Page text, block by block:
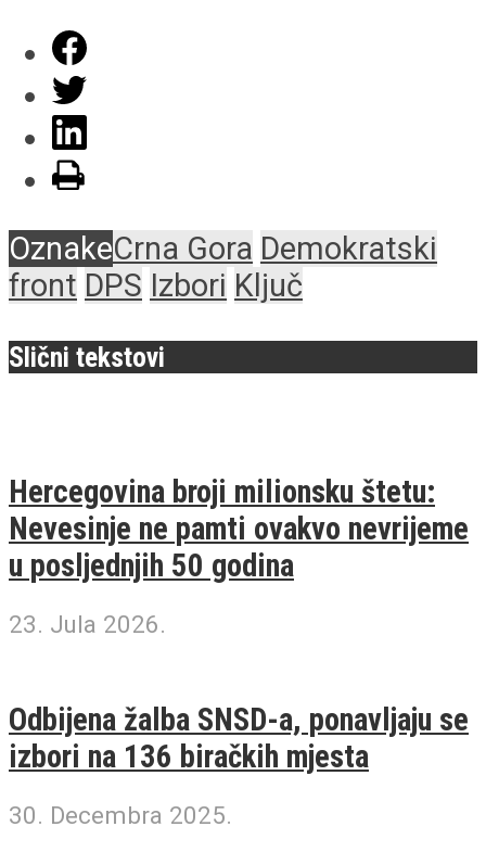
OznakeCrna Gora Demokratski
front DPS Izbori Ključ
Slični tekstovi
Hercegovina broji milionsku štetu:
Nevesinje ne pamti ovakvo nevrijeme
u posljednjih 50 godina
23. Jula 2026.
Odbijena žalba SNSD-a, ponavljaju se
izbori na 136 biračkih mjesta
30. Decembra 2025.